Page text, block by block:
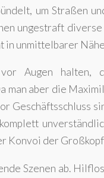
um Straßen
ungestraft diverse
in unmittelbarer
Augen
man aber die
Geschäftsschluss
Konvoi der
Szenen ab.